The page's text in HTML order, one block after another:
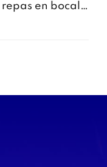
en bocal -